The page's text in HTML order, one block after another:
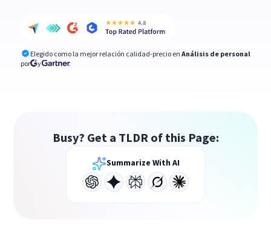
Elegido como la mejor relación calidad-precio en Análisis de personal
por
y
Busy? Get a TLDR of this Page:
Summarize With AI